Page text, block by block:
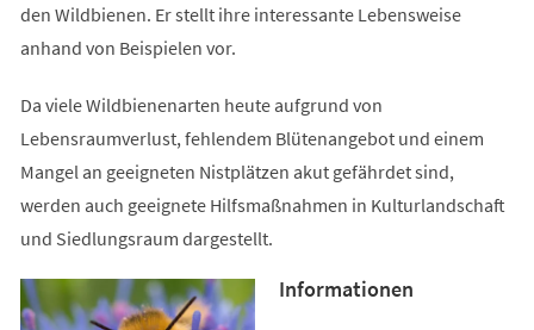
den Wildbienen. Er stellt ihre interessante Lebensweise
anhand von Beispielen vor.
Da viele Wildbienenarten heute aufgrund von
Lebensraumverlust, fehlendem Blütenangebot und einem
Mangel an geeigneten Nistplätzen akut gefährdet sind,
werden auch geeignete Hilfsmaßnahmen in Kulturlandschaft
und Siedlungsraum dargestellt.
Informationen